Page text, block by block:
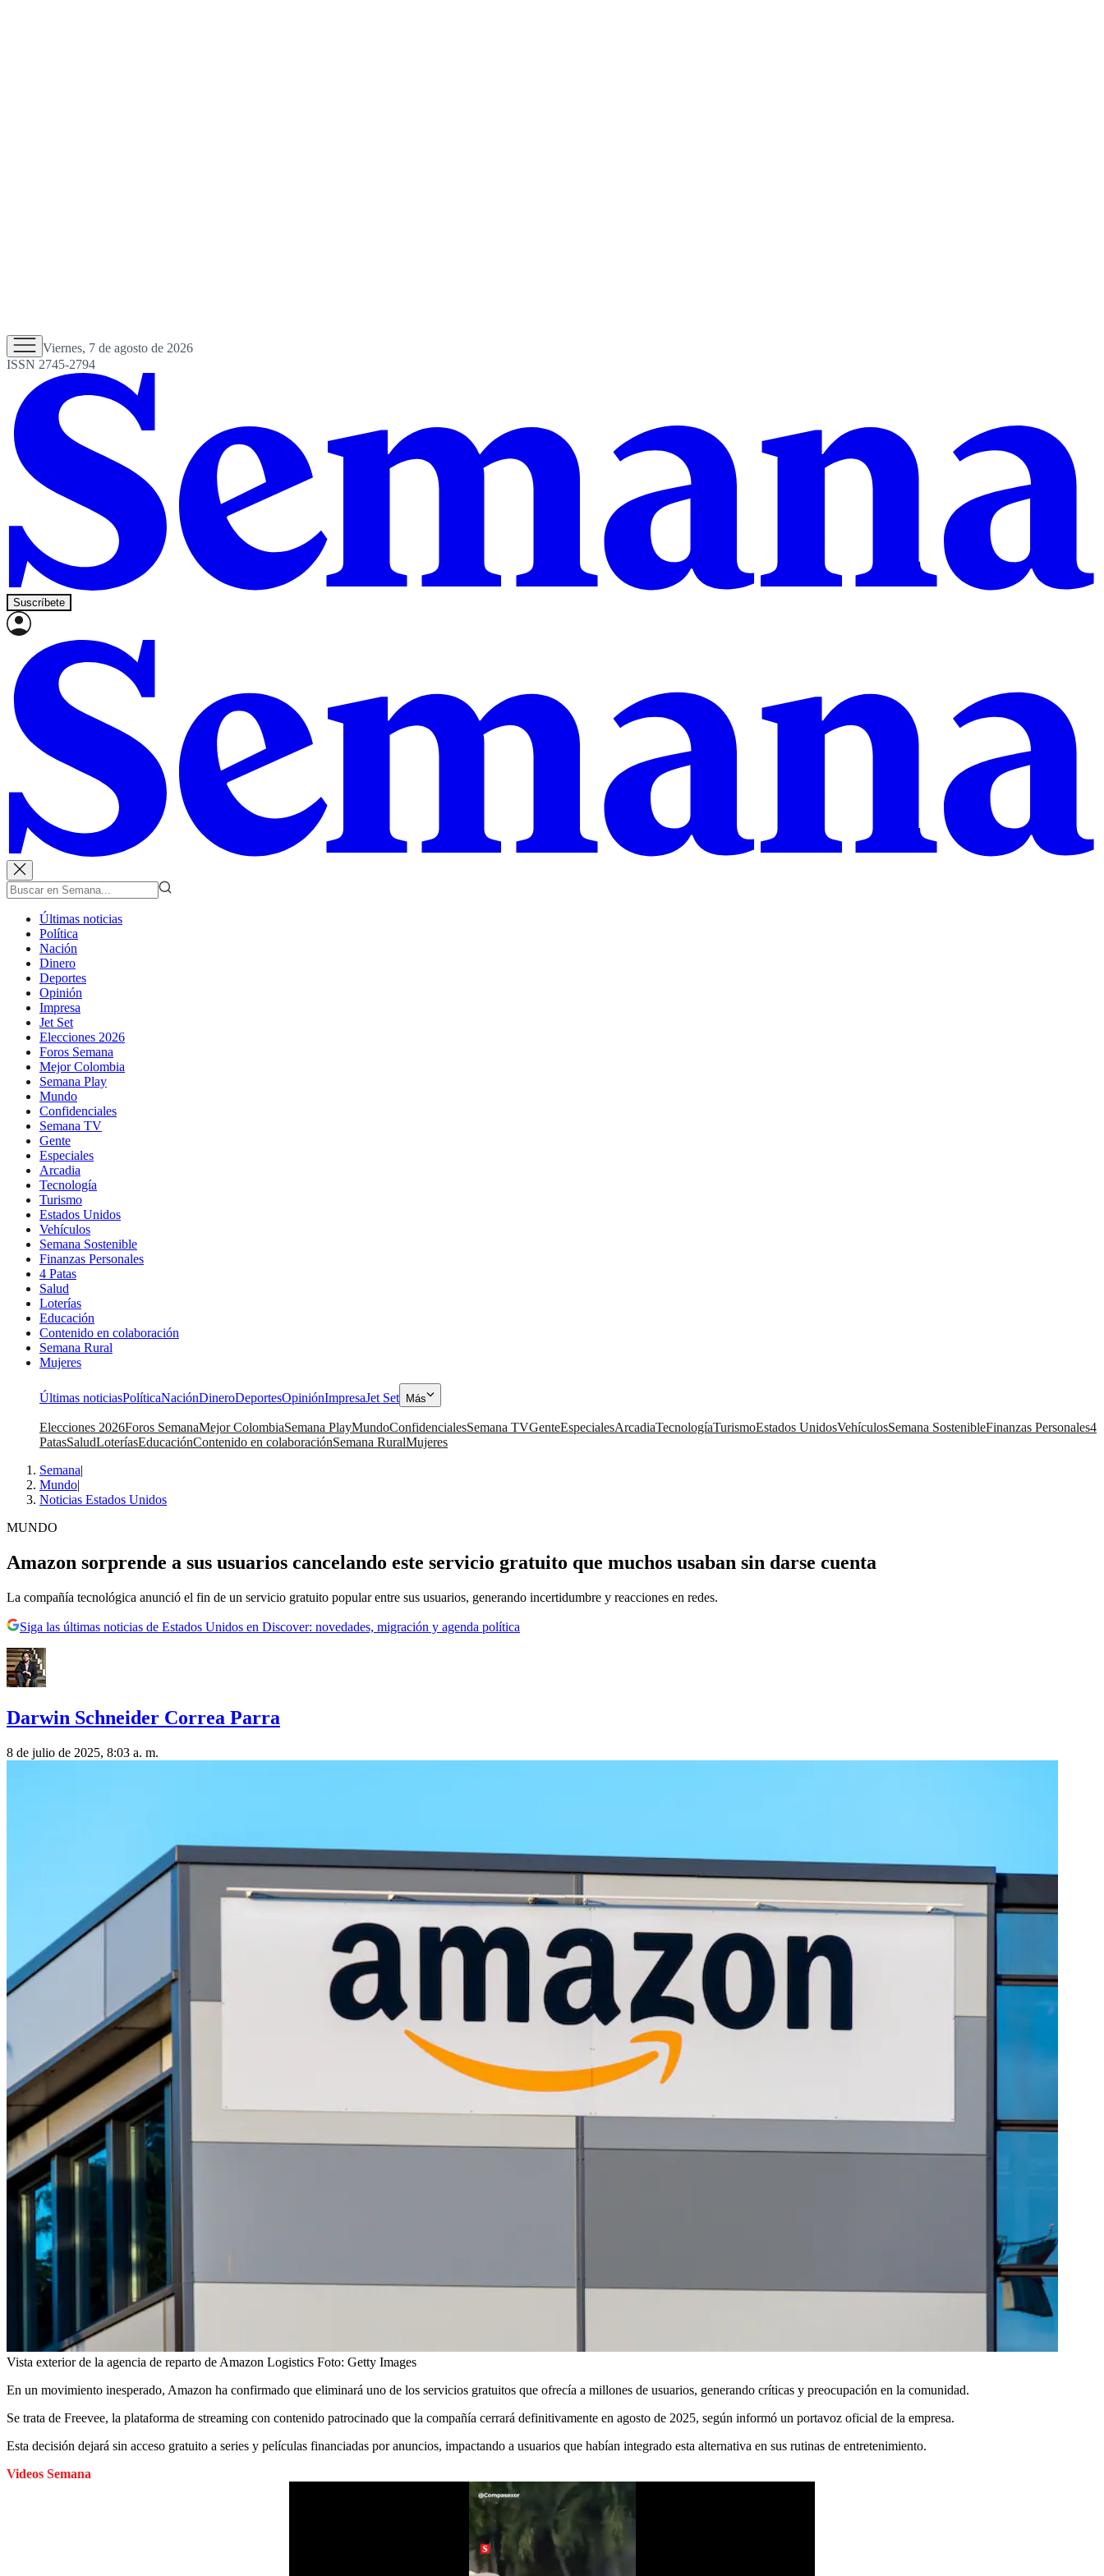
Viernes, 7 de agosto de 2026
ISSN 2745-2794
Suscríbete
Últimas noticias
Política
Nación
Dinero
Deportes
Opinión
Impresa
Jet Set
Elecciones 2026
Foros Semana
Mejor Colombia
Semana Play
Mundo
Confidenciales
Semana TV
Gente
Especiales
Arcadia
Tecnología
Turismo
Estados Unidos
Vehículos
Semana Sostenible
Finanzas Personales
4 Patas
Salud
Loterías
Educación
Contenido en colaboración
Semana Rural
Mujeres
Últimas noticiasPolíticaNaciónDineroDeportesOpiniónImpresaJet Set Más
Elecciones 2026Foros SemanaMejor ColombiaSemana PlayMundoConfidencialesSemana TVGenteEspecialesArcadiaTecnologíaTurismoEstados UnidosVehículosSemana SostenibleFinanzas Personales4
PatasSaludLoteríasEducaciónContenido en colaboraciónSemana RuralMujeres
Semana|
Mundo|
Noticias Estados Unidos
MUNDO
Amazon sorprende a sus usuarios cancelando este servicio gratuito que muchos usaban sin darse cuenta
La compañía tecnológica anunció el fin de un servicio gratuito popular entre sus usuarios, generando incertidumbre y reacciones en redes.
Siga las últimas noticias de Estados Unidos en Discover: novedades, migración y agenda política
Darwin Schneider Correa Parra
8 de julio de 2025, 8:03 a. m.
Vista exterior de la agencia de reparto de Amazon Logistics Foto: Getty Images
En un movimiento inesperado, Amazon ha confirmado que eliminará uno de los servicios gratuitos que ofrecía a millones de usuarios, generando críticas y preocupación en la comunidad.
Se trata de Freevee, la plataforma de streaming con contenido patrocinado que la compañía cerrará definitivamente en agosto de 2025, según informó un portavoz oficial de la empresa.
Esta decisión dejará sin acceso gratuito a series y películas financiadas por anuncios, impactando a usuarios que habían integrado esta alternativa en sus rutinas de entretenimiento.
Videos Semana